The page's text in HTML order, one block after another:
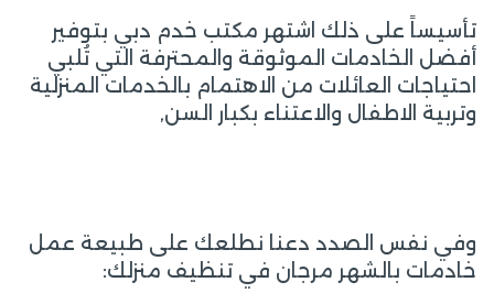
تأسيساً على ذلك اشتهر مكتب خدم دبي بتوفير
أفضل الخادمات الموثوقة والمحترفة التي تُلبي
احتياجات العائلات من الاهتمام بالخدمات المنزلية
وتربية الاطفال والاعتناء بكبار السن,
وفي نفس الصدد دعنا نطلعك على طبيعة عمل
خادمات بالشهر مرجان في تنظيف منزلك: